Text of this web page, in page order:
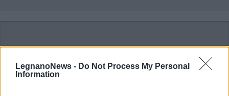
LegnanoNews - Do Not Process My Personal
Information